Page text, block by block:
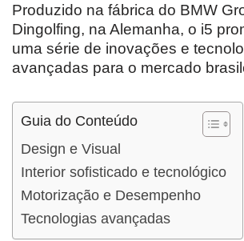
Produzido na fábrica do BMW
Dingolfing, na Alemanha, o i5
uma série de inovações e
avançadas para o mercado
Guia do Conteúdo
Design e Visual
Interior sofisticado e tecnológico
Motorização e Desempenho
Tecnologias avançadas